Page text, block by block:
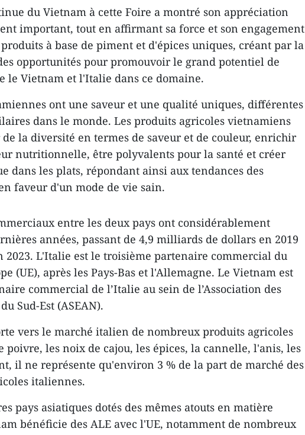
du Vietnam à cette Foire a montré son appréciation
important, tout en affirmant sa force et son engagement
à base de piment et d'épices uniques, créant par la
opportunités pour promouvoir le grand potentiel de
le Vietnam et l'Italie dans ce domaine.
ont une saveur et une qualité uniques, différentes
dans le monde. Les produits agricoles vietnamiens
la diversité en termes de saveur et de couleur, enrichir
nutritionnelle, être polyvalents pour la santé et créer
dans les plats, répondant ainsi aux tendances des
faveur d'un mode de vie sain.
entre les deux pays ont considérablement
années, passant de 4,9 milliards de dollars en 2019
2023. L'Italie est le troisième partenaire commercial du
(UE), après les Pays-Bas et l'Allemagne. Le Vietnam est
commercial de l’Italie au sein de l’Association des
Sud-Est (ASEAN).
vers le marché italien de nombreux produits agricoles
poivre, les noix de cajou, les épices, la cannelle, l'anis, les
il ne représente qu'environ 3 % de la part de marché des
italiennes.
pays asiatiques dotés des mêmes atouts en matière
bénéficie des ALE avec l'UE, notamment de nombreux